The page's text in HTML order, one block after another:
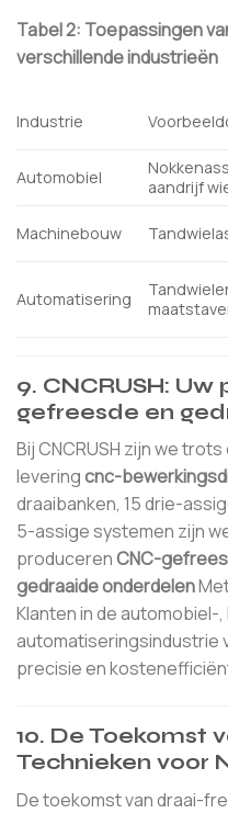
Tabel 2: Toepassingen
verschillende industrieën
Industrie
Automobiel
aandrijf
Machinebouw
Automatisering
9. CNCRUSH:
gefreesde en
Bij CNCRUSH zijn we
leveringcnc-
draaibanken, 15 drie-
5-assige systemen zijn
producerenCNC-
gedraaide onderdelen
Klanten in de automobiel-
automatiseringsindustrie
precisie en
10. De Toekomst
Technieken voor
De toekomst van draai-